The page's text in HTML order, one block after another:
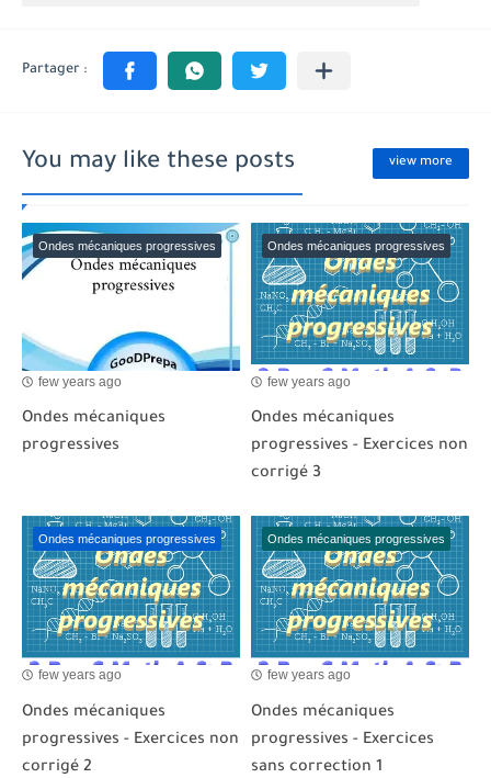
You may like these posts view more
Ondes mécaniques progressives
few years ago
Ondes mécaniques
progressives
Ondes mécaniques progressives
few years ago
Ondes mécaniques
progressives - Exercices non
corrigé 3
Ondes mécaniques progressives
few years ago
Ondes mécaniques
progressives - Exercices non
corrigé 2
Ondes mécaniques progressives
few years ago
Ondes mécaniques
progressives - Exercices
sans correction 1